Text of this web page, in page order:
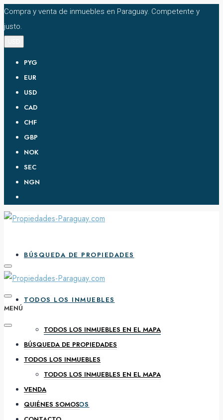
Compra y venta de inmuebles en Paraguay. Competente y
justo.
PYG
EUR
USD
CAD
CHF
GBP
NOK
SEC
NGN
BÚSQUEDA DE PROPIEDADES
TODOS LOS INMUEBLES
TODOS LOS INMUEBLES EN EL MAPA
VENDA
QUIÉNES SOMOS
MENÚ
BÚSQUEDA DE PROPIEDADES
TODOS LOS INMUEBLES
TODOS LOS INMUEBLES EN EL MAPA
VENDA
QUIÉNES SOMOS